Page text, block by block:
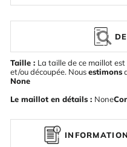
Taille : La taille de ce maillot
et/ou découpée. Nousestimons
None
Le maillot en détails : None